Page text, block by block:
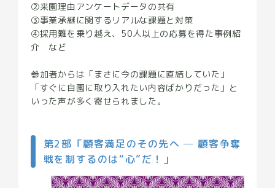
②来園理由アンケートデータの共有
③事業承継に関するリアルな課題と対策
④採用難を乗り越え、50人以上の応募を得た事例紹
介 など
参加者からは「まさに今の課題に直結していた」
「すぐに自園に取り入れたい内容ばかりだった」と
いった声が多く寄せられました。
第2部「顧客満足のその先へ ─ 顧客争奪
戦を制するのは“心”だ！」